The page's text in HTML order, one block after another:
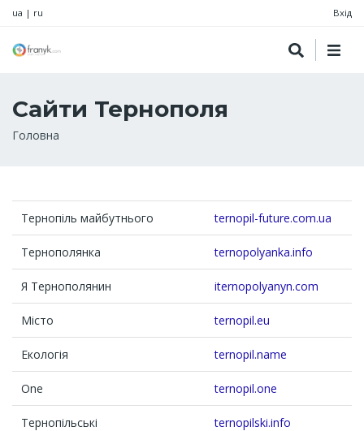
ua | ru Вхід
Сайти Тернополя
Рядок
Головна
Тернопіль майбутнього ternopil-future.com.ua
Тернополянка ternopolyanka.info
Я Тернополянин iternopolyanyn.com
Місто ternopil.eu
Екологія ternopil.name
One ternopil.one
Тернопільські ternopilski.info